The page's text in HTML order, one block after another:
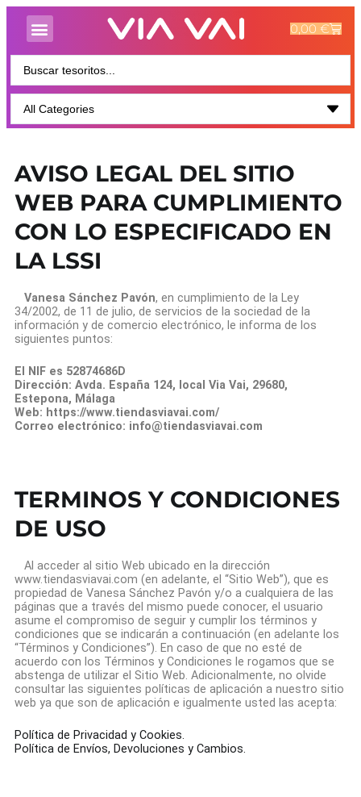
0,00€
AVISO LEGAL DEL SITIO
WEB PARA CUMPLIMIENTO
CON LO ESPECIFICADO EN
LA LSSI
Vanesa Sánchez Pavón, en cumplimiento de la Ley
34/2002, de 11 de julio, de servicios de la sociedad de la
información y de comercio electrónico, le informa de los
siguientes puntos:
El NIF es 52874686D
Dirección: Avda. España 124, local Via Vai, 29680,
Estepona, Málaga
Web: https://www.tiendasviavai.com/
Correo electrónico: info@tiendasviavai.com
TERMINOS Y CONDICIONES
DE USO
Al acceder al sitio Web ubicado en la dirección
www.tiendasviavai.com (en adelante, el “Sitio Web”), que es
propiedad de Vanesa Sánchez Pavón y/o a cualquiera de las
páginas que a través del mismo puede conocer, el usuario
asume el compromiso de seguir y cumplir los términos y
condiciones que se indicarán a continuación (en adelante los
“Términos y Condiciones”). En caso de que no esté de
acuerdo con los Términos y Condiciones le rogamos que se
abstenga de utilizar el Sitio Web. Adicionalmente, no olvide
consultar las siguientes políticas de aplicación a nuestro sitio
web ya que son de aplicación e igualmente usted las acepta:
Política de Privacidad y Cookies.
Política de Envíos, Devoluciones y Cambios.